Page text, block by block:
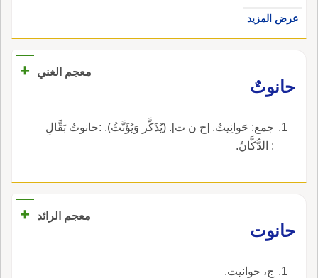
عرض المزيد
معجم الغني
+
حانوتٌ
جمع: حَوانِيتُ. [ح ن ت]. (يُذَكَّر وَيُؤَنَّثُ). :حانوتُ بَقَّالِ
: الدُّكَّانُ.
معجم الرائد
+
حانوت
ج، حوانيت.